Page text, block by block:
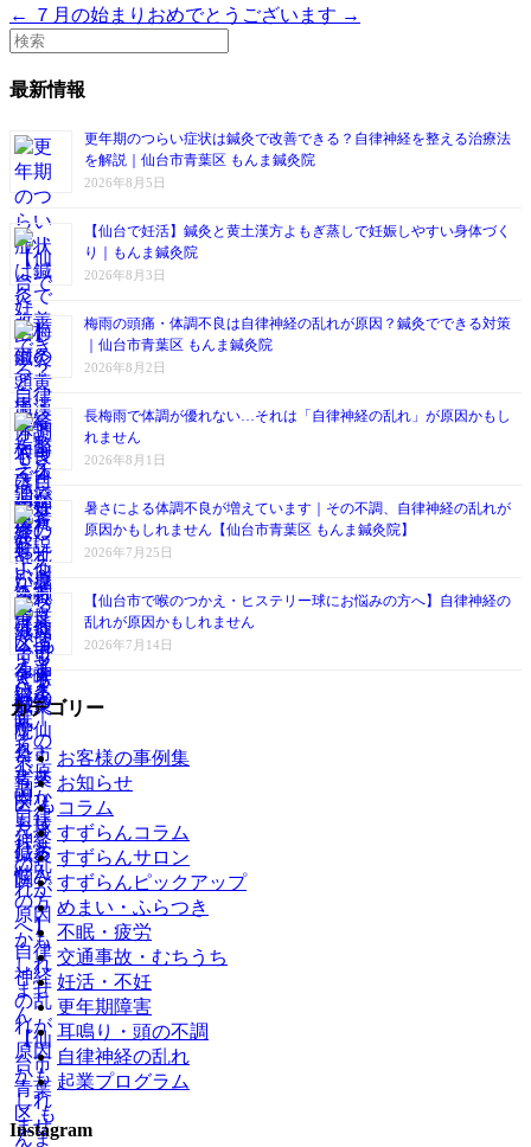
← ７月の始まり おめでとうございます →
最新情報
更年期のつらい症状は鍼灸で改善できる？自律神経を整える治療法
を解説｜仙台市青葉区 もんま鍼灸院
2026年8月5日
【仙台で妊活】鍼灸と黄土漢方よもぎ蒸しで妊娠しやすい身体づく
り｜もんま鍼灸院
2026年8月3日
梅雨の頭痛・体調不良は自律神経の乱れが原因？鍼灸でできる対策
｜仙台市青葉区 もんま鍼灸院
2026年8月2日
長梅雨で体調が優れない…それは「自律神経の乱れ」が原因かもし
れません
2026年8月1日
暑さによる体調不良が増えています｜その不調、自律神経の乱れが
原因かもしれません【仙台市青葉区 もんま鍼灸院】
2026年7月25日
【仙台市で喉のつかえ・ヒステリー球にお悩みの方へ】自律神経の
乱れが原因かもしれません
2026年7月14日
カテゴリー
お客様の事例集
お知らせ
コラム
すずらんコラム
すずらんサロン
すずらんピックアップ
めまい・ふらつき
不眠・疲労
交通事故・むちうち
妊活・不妊
更年期障害
耳鳴り・頭の不調
自律神経の乱れ
起業プログラム
Instagram